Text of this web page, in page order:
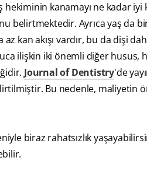
hekiminin kanamayı ne kadar
belirtmektedir. Ayrıca yaş da
kan akışı vardır, bu da dişi
ilişkin iki önemli diğer
Journal of Dentistry'de
Bu nedenle, maliyetin
biraz rahatsızlık